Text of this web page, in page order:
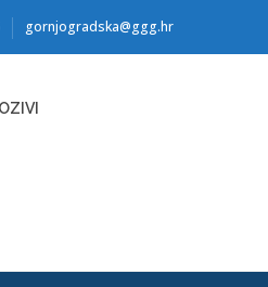
gornjogradska@ggg.hr